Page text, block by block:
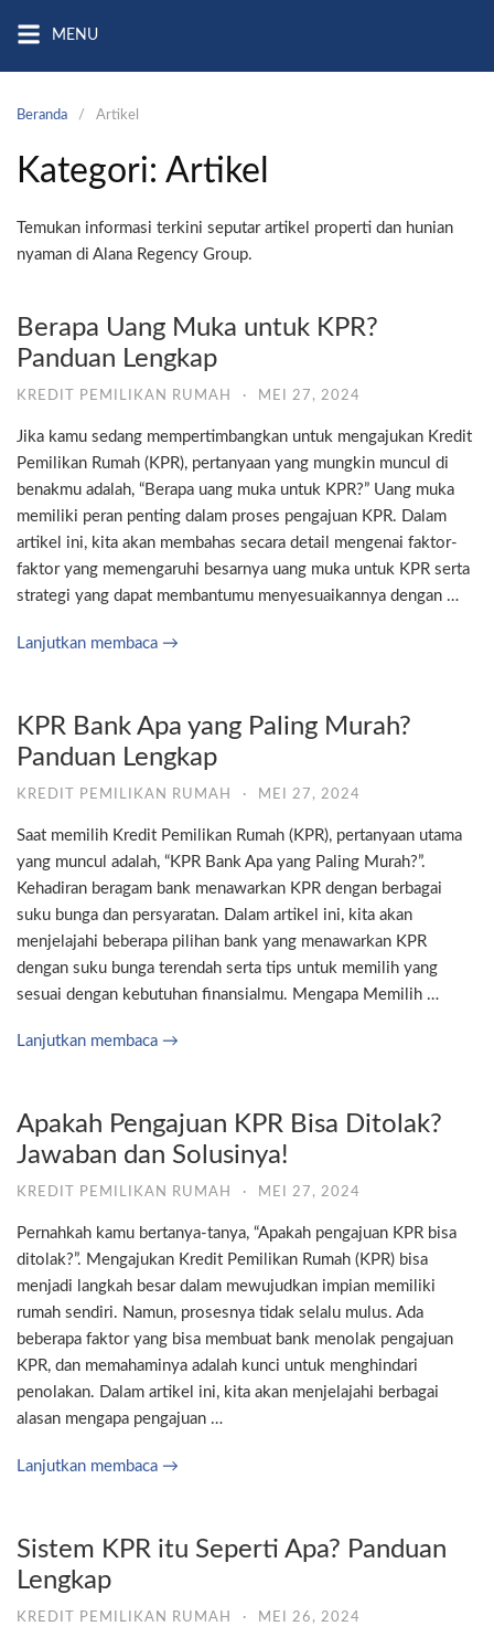
MENU
Beranda Artikel
Kategori: Artikel
Temukan informasi terkini seputar artikel properti dan hunian
nyaman di Alana Regency Group.
Berapa Uang Muka untuk KPR?
Panduan Lengkap
KREDIT PEMILIKAN RUMAH · MEI 27, 2024
Jika kamu sedang mempertimbangkan untuk mengajukan Kredit
Pemilikan Rumah (KPR), pertanyaan yang mungkin muncul di
benakmu adalah, “Berapa uang muka untuk KPR?” Uang muka
memiliki peran penting dalam proses pengajuan KPR. Dalam
artikel ini, kita akan membahas secara detail mengenai faktor-
faktor yang memengaruhi besarnya uang muka untuk KPR serta
strategi yang dapat membantumu menyesuaikannya dengan …
Lanjutkan membaca →
KPR Bank Apa yang Paling Murah?
Panduan Lengkap
KREDIT PEMILIKAN RUMAH · MEI 27, 2024
Saat memilih Kredit Pemilikan Rumah (KPR), pertanyaan utama
yang muncul adalah, “KPR Bank Apa yang Paling Murah?”.
Kehadiran beragam bank menawarkan KPR dengan berbagai
suku bunga dan persyaratan. Dalam artikel ini, kita akan
menjelajahi beberapa pilihan bank yang menawarkan KPR
dengan suku bunga terendah serta tips untuk memilih yang
sesuai dengan kebutuhan finansialmu. Mengapa Memilih …
Lanjutkan membaca →
Apakah Pengajuan KPR Bisa Ditolak?
Jawaban dan Solusinya!
KREDIT PEMILIKAN RUMAH · MEI 27, 2024
Pernahkah kamu bertanya-tanya, “Apakah pengajuan KPR bisa
ditolak?”. Mengajukan Kredit Pemilikan Rumah (KPR) bisa
menjadi langkah besar dalam mewujudkan impian memiliki
rumah sendiri. Namun, prosesnya tidak selalu mulus. Ada
beberapa faktor yang bisa membuat bank menolak pengajuan
KPR, dan memahaminya adalah kunci untuk menghindari
penolakan. Dalam artikel ini, kita akan menjelajahi berbagai
alasan mengapa pengajuan …
Lanjutkan membaca →
Sistem KPR itu Seperti Apa? Panduan
Lengkap
KREDIT PEMILIKAN RUMAH · MEI 26, 2024